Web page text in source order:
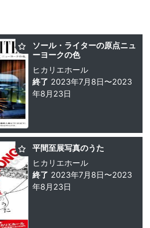
ソール・ライターの原点ニュ
ーヨークの色
ヒカリエホール
終了 2023年7月8日〜2023
年8月23日
平間至展写真のうた
ヒカリエホール
終了 2023年7月8日〜2023
年8月23日